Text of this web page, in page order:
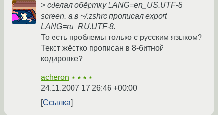
> сделал обёртку LANG=en_US.UTF-8
screen, а в ~/.zshrc прописал export
LANG=ru_RU.UTF-8.
То есть проблемы только с русским языком?
Текст жёстко прописан в 8-битной
кодировке?
acheron ★★★★
24.11.2007 17:26:46 +00:00
Ссылка